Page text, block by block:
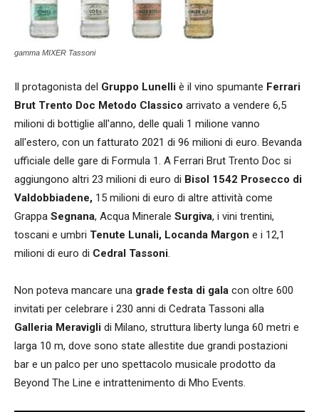
gamma MIXER Tassoni
Il protagonista del Gruppo Lunelli è il vino spumante Ferrari
Brut Trento Doc Metodo Classico arrivato a vendere 6,5
milioni di bottiglie all'anno, delle quali 1 milione vanno
all'estero, con un fatturato 2021 di 96 milioni di euro. Bevanda
ufficiale delle gare di Formula 1. A Ferrari Brut Trento Doc si
aggiungono altri 23 milioni di euro di Bisol 1542 Prosecco di
Valdobbiadene, 15 milioni di euro di altre attività come
Grappa Segnana, Acqua Minerale Surgiva, i vini trentini,
toscani e umbri Tenute Lunali, Locanda Margon e i 12,1
milioni di euro di Cedral Tassoni.
Non poteva mancare una grade festa di gala con oltre 600
invitati per celebrare i 230 anni di Cedrata Tassoni alla
Galleria Meravigli di Milano, struttura liberty lunga 60 metri e
larga 10 m, dove sono state allestite due grandi postazioni
bar e un palco per uno spettacolo musicale prodotto da
Beyond The Line e intrattenimento di Mho Events.